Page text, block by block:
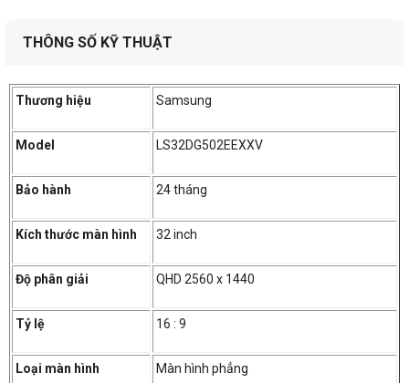
THÔNG SỐ KỸ THUẬT
Thương hiệu Samsung
Model LS32DG502EEXXV
Bảo hành 24 tháng
Kích thước màn hình 32 inch
Độ phân giải QHD 2560 x 1440
Tỷ lệ 16 : 9
Loại màn hình Màn hình phẳng